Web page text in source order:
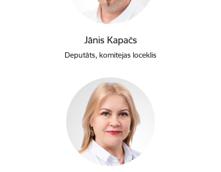
Jānis Kapačs
Deputāts, komitejas loceklis